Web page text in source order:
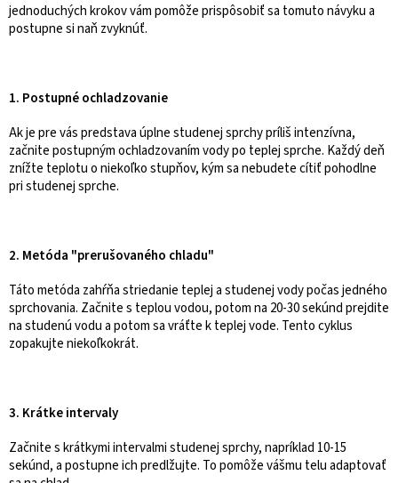
jednoduchých krokov vám pomôže prispôsobiť sa tomuto návyku a
postupne si naň zvyknúť.
1. Postupné ochladzovanie
Ak je pre vás predstava úplne studenej sprchy príliš intenzívna,
začnite postupným ochladzovaním vody po teplej sprche. Každý deň
znížte teplotu o niekoľko stupňov, kým sa nebudete cítiť pohodlne
pri studenej sprche.
2. Metóda "prerušovaného chladu"
Táto metóda zahŕňa striedanie teplej a studenej vody počas jedného
sprchovania. Začnite s teplou vodou, potom na 20-30 sekúnd prejdite
na studenú vodu a potom sa vráťte k teplej vode. Tento cyklus
zopakujte niekoľkokrát.
3. Krátke intervaly
Začnite s krátkymi intervalmi studenej sprchy, napríklad 10-15
sekúnd, a postupne ich predlžujte. To pomôže vášmu telu adaptovať